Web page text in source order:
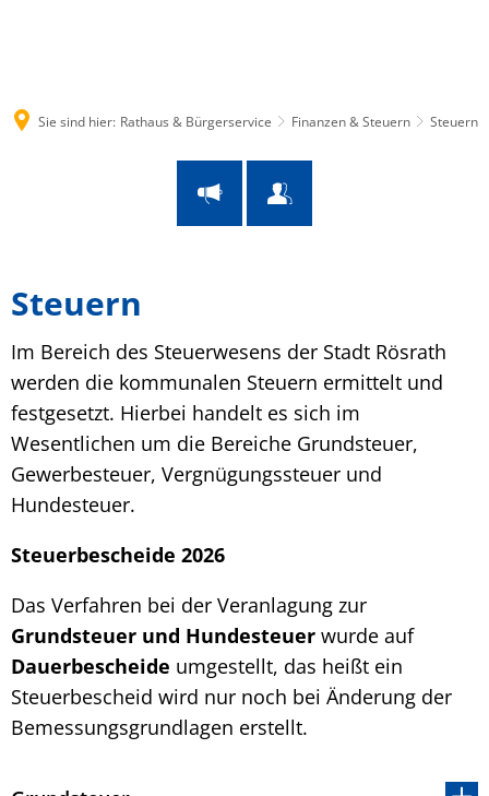
Sie sind hier: Rathaus & Bürgerservice Finanzen & Steuern Steuern
Steuern
Steuern
Im Bereich des Steuerwesens der Stadt Rösrath
werden die kommunalen Steuern ermittelt und
festgesetzt. Hierbei handelt es sich im
Wesentlichen um die Bereiche Grundsteuer,
Gewerbesteuer, Vergnügungssteuer und
Hundesteuer.
Steuerbescheide 2026
Das Verfahren bei der Veranlagung zur
Grundsteuer und Hundesteuer wurde auf
Dauerbescheide umgestellt, das heißt ein
Steuerbescheid wird nur noch bei Änderung der
Bemessungsgrundlagen erstellt.